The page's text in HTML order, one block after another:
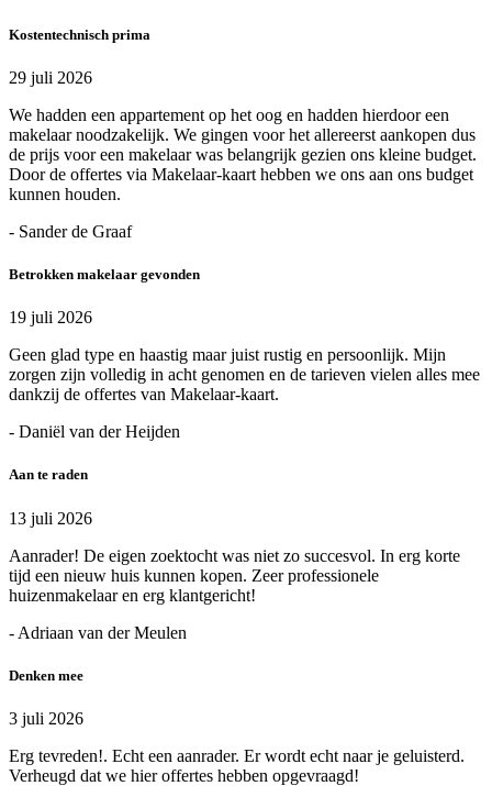
Kostentechnisch prima
29 juli 2026
We hadden een appartement op het oog en hadden hierdoor een
makelaar noodzakelijk. We gingen voor het allereerst aankopen dus
de prijs voor een makelaar was belangrijk gezien ons kleine budget.
Door de offertes via Makelaar-kaart hebben we ons aan ons budget
kunnen houden.
- Sander de Graaf
Betrokken makelaar gevonden
19 juli 2026
Geen glad type en haastig maar juist rustig en persoonlijk. Mijn
zorgen zijn volledig in acht genomen en de tarieven vielen alles mee
dankzij de offertes van Makelaar-kaart.
- Daniël van der Heijden
Aan te raden
13 juli 2026
Aanrader! De eigen zoektocht was niet zo succesvol. In erg korte
tijd een nieuw huis kunnen kopen. Zeer professionele
huizenmakelaar en erg klantgericht!
- Adriaan van der Meulen
Denken mee
3 juli 2026
Erg tevreden!. Echt een aanrader. Er wordt echt naar je geluisterd.
Verheugd dat we hier offertes hebben opgevraagd!